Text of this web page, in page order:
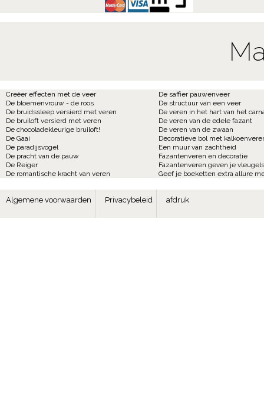
Creëer effecten met de veer
De bloemenvrouw - de roos
De bruidssleep versierd met veren
De bruiloft versierd met veren
De chocoladekleurige bruiloft!
De Gaai
De paradijsvogel
De pracht van de pauw
De Reiger
De romantische kracht van veren
De saffier pauwenveer
De structuur van een veer
De veren in het hart van het
De veren van de edele fazant
De veren van de zwaan
Decoratieve bol met
Een muur van zachtheid
Fazantenveren en decoratie
Fazantenveren geven je
Geef je boeketten extra allure
Algemene voorwaarden Privacybeleid afdruk